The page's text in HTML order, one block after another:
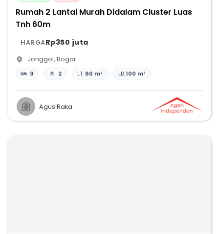
Rumah 2 Lantai Murah Didalam Cluster Luas
Tnh 60m
HARGARp350 juta
Jonggol, Bogor
3 2 LT: 60 m² LB:100 m²
Agus Raka